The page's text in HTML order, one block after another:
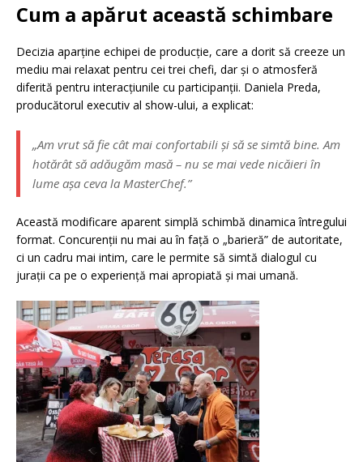
Cum a apărut această schimbare
Decizia aparține echipei de producție, care a dorit să creeze un
mediu mai relaxat pentru cei trei chefi, dar și o atmosferă
diferită pentru interacțiunile cu participanții. Daniela Preda,
producătorul executiv al show-ului, a explicat:
„Am vrut să fie cât mai confortabili și să se simtă bine. Am
hotărât să adăugăm masă – nu se mai vede nicăieri în
lume așa ceva la MasterChef.”
Această modificare aparent simplă schimbă dinamica întregului
format. Concurenții nu mai au în față o „barieră” de autoritate,
ci un cadru mai intim, care le permite să simtă dialogul cu
jurații ca pe o experiență mai apropiată și mai umană.